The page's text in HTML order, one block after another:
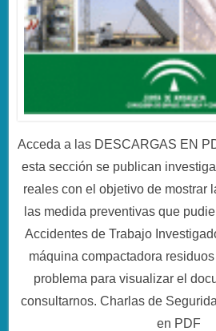
Acceda a las DESCARGAS EN
esta sección se publican
reales con el objetivo de mostrar
las medida preventivas que
Accidentes de Trabajo
máquina compactadora
problema para visualizar el
consultarnos. Charlas de
en PDF